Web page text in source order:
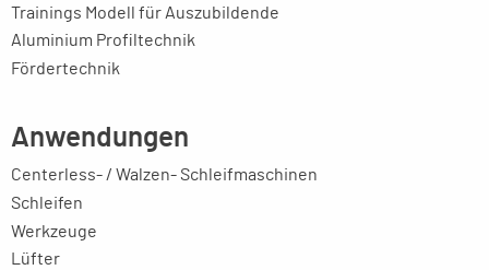
Trainings Modell für Auszubildende
Aluminium Profiltechnik
Fördertechnik
Anwendungen
Centerless- / Walzen- Schleifmaschinen
Schleifen
Werkzeuge
Lüfter